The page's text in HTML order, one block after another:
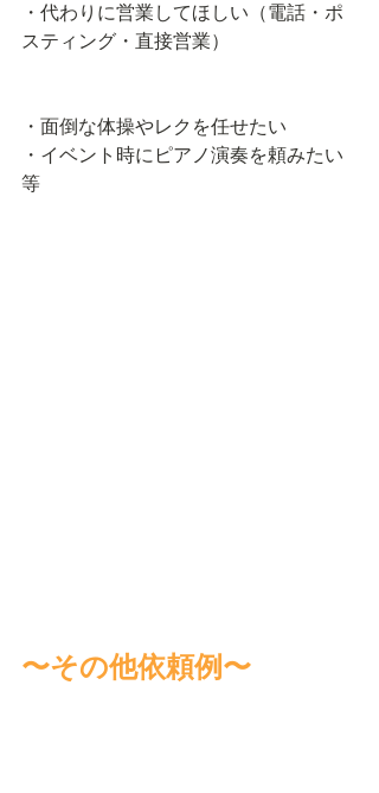
・代わりに営業してほしい（電話・ポ
スティング・直接営業）
・面倒な体操やレクを任せたい
・イベント時にピアノ演奏を頼みたい
等
〜その他依頼例〜